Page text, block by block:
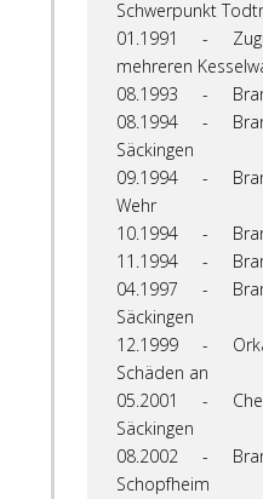
Schwerpunkt
01.1991 -
mehreren
08.1993 - Brand
08.1994 - Brand
Säckingen
09.1994 -
Wehr
10.1994 - Brand
11.1994 -
04.1997 -
Säckingen
12.1999 -
Schäden an
05.2001 -
Säckingen
08.2002 -
Schopfheim